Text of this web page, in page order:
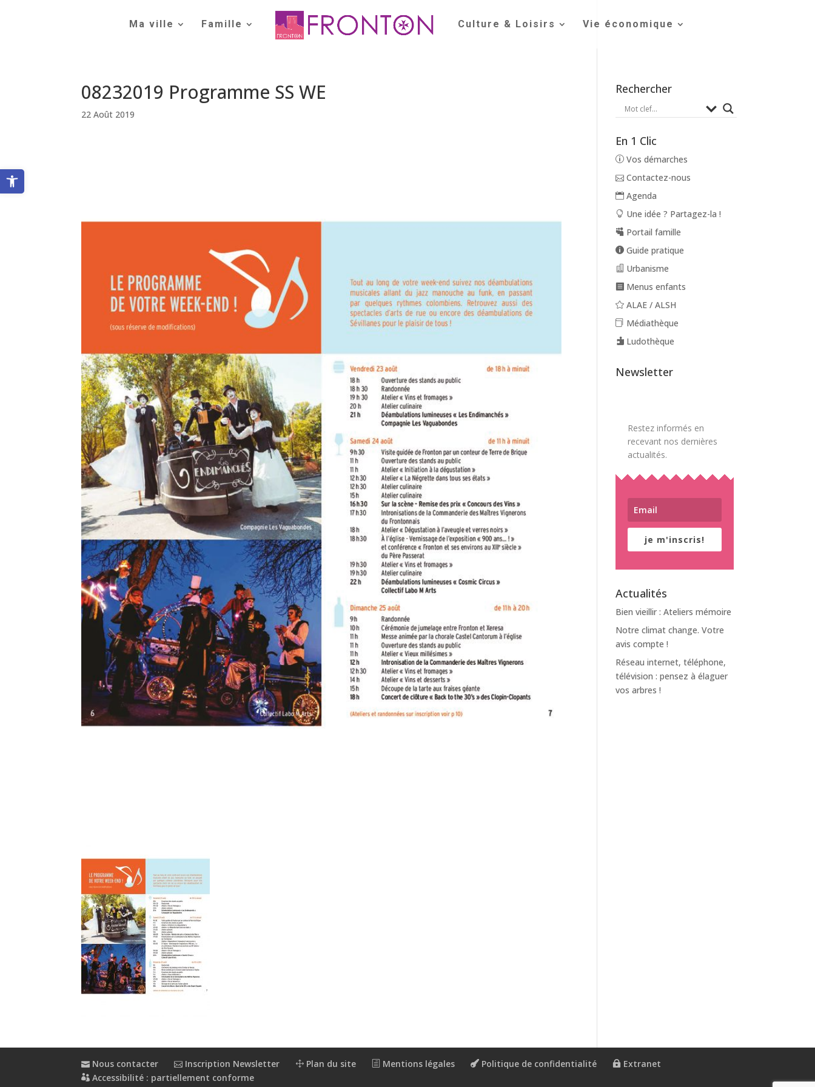
Ouvrir la barre d’outils
Ma ville Famille Culture & Loisirs Vie économique
08232019 Programme SS WE
22 Août 2019
Rechercher
En 1 Clic
Vos démarches
Contactez-nous
Agenda
Une idée ? Partagez-la !
Portail famille
Guide pratique
Urbanisme
Menus enfants
ALAE / ALSH
Médiathèque
Ludothèque
Newsletter
Restez informés en
recevant nos dernières
actualités.
je m'inscris!
Actualités
Bien vieillir : Ateliers mémoire
Notre climat change. Votre
avis compte !
Réseau internet, téléphone,
télévision : pensez à élaguer
vos arbres !
Nous contacter Inscription Newsletter Plan du site Mentions légales Politique de confidentialité
Extranet
Accessibilité : partiellement conforme